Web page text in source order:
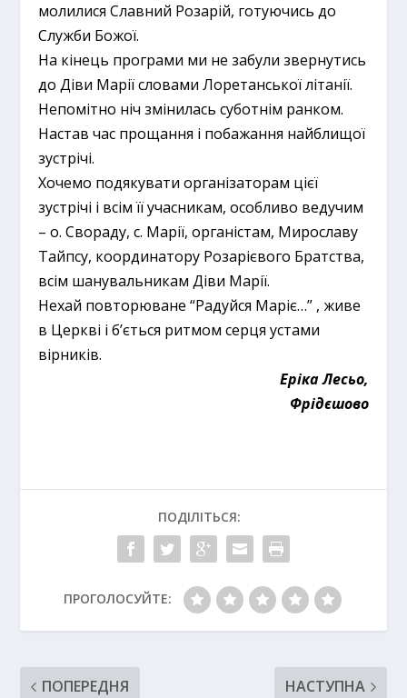
молилися Славний Розарій, готуючись до
Служби Божої.
На кінець програми ми не забули звернутись
до Діви Марії словами Лоретанської літанії.
Непомітно ніч змінилась суботнім ранком.
Настав час прощання і побажання найблищої
зустрічі.
Хочемо подякувати організаторам цієї
зустрічі і всім її учасникам, особливо ведучим
– о. Свораду, с. Марії, органістам, Мирославу
Тайпсу, координатору Розарієвого Братства,
всім шанувальникам Діви Марії.
Нехай повторюване “Радуйся Маріє…” , живе
в Церкві і б’ється ритмом серця устами
вірників.
Еріка Лесьо,
Фрідєшово
ПОДІЛІТЬСЯ:
ПРОГОЛОСУЙТЕ:
ПОПЕРЕДНЯ НАСТУПНА